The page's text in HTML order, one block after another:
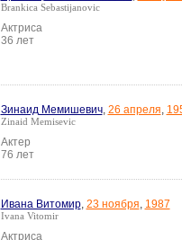
Brankica Sebastijanovic
Актриса
36 лет
Зинаид Мемишевич, 26 апреля,
Zinaid Memisevic
Актер
76 лет
Ивана Витомир, 23 ноября, 1987
Ivana Vitomir
Актриса